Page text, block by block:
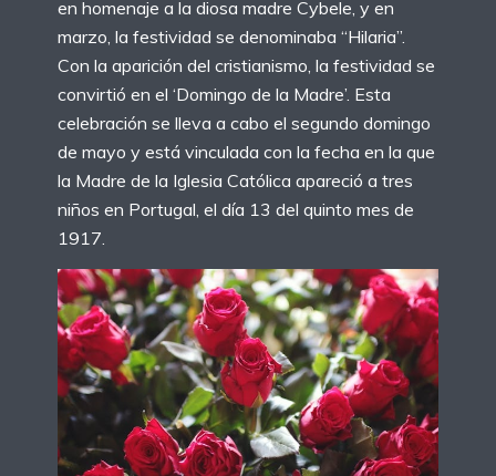
en homenaje a la diosa madre Cybele, y en
marzo, la festividad se denominaba “Hilaria”.
Con la aparición del cristianismo, la festividad se
convirtió en el ‘Domingo de la Madre’. Esta
celebración se lleva a cabo el segundo domingo
de mayo y está vinculada con la fecha en la que
la Madre de la Iglesia Católica apareció a tres
niños en Portugal, el día 13 del quinto mes de
1917.